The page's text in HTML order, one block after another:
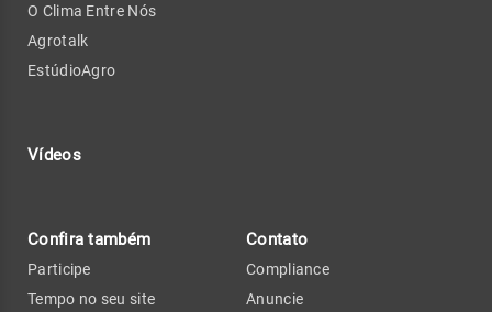
O Clima Entre Nós
Agrotalk
EstúdioAgro
Vídeos
Confira também
Participe
Tempo no seu site
Contato
Compliance
Anuncie